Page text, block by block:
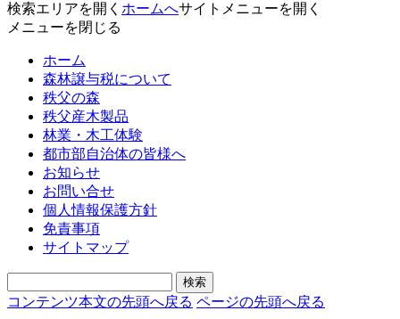
検索エリアを開く ホームへサイトメニューを開く
メニューを閉じる
ホーム
森林譲与税について
秩父の森
秩父産木製品
林業・木工体験
都市部自治体の皆様へ
お知らせ
お問い合せ
個人情報保護方針
免責事項
サイトマップ
コンテンツ本文の先頭へ戻る ページの先頭へ戻る